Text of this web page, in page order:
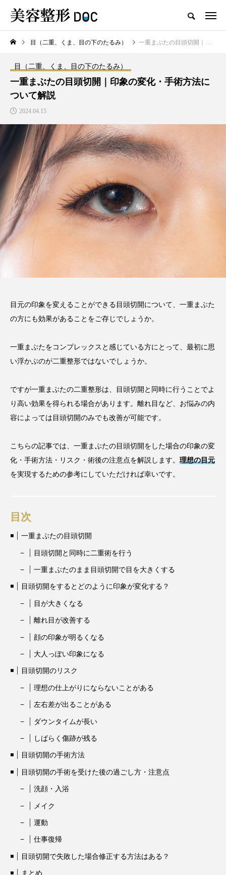
TOP ヒアルロン酸 婦人科形成
新着記事
注目のトピック
コラム
目（二重、くま、目の下のたるみ） 一重まぶたの目頭切開｜印象の変化・手術方法について解説
目（二重、くま、目の下のたるみ）
一重まぶたの目頭切開｜印象の変化・手術方法に
ついて解説
2024.04.15
目元の印象を変えることができる目頭切開について、一重まぶた
の方にも効果があることをご存じでしょうか。
一重まぶたをコンプレックスと感じている方にとって、最初に思
い浮かぶのが二重整形ではないでしょうか。
ですが一重まぶたの二重整形は、目頭切開と同時に行うことでよ
り高い効果を得られる場合があります。離れ目など、お悩みの内
容によっては目頭切開のみでも改善が可能です。
こちらの記事では、一重まぶたの目頭切開をした場合の印象の変
化・手術方法・リスク・術後の注意点を解説します。 理想の目元
を実現するための参考にしていただければ幸いです。
目次
一重まぶたの目頭切開
目頭切開と同時に二重術を行う
一重まぶたのまま目頭切開で目を大きくする
目頭切開をするとどのように印象が変化する？
目が大きくなる
離れ目が改善する
顔の印象が明るくなる
大人っぽい印象になる
目頭切開のリスク
理想の仕上がりにならないことがある
左右差が出ることがある
ダウンタイムが長い
しばらく傷跡が残る
目頭切開の手術方法
目頭切開の手術を受けた後の過ごし方・注意点
洗顔・入浴
メイク
運動
仕事復帰
目頭切開で失敗した場合修正する方法はある？
まとめ